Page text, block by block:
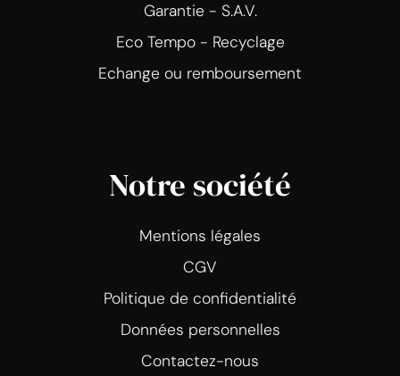
Garantie - S.A.V.
Eco Tempo - Recyclage
Echange ou remboursement
Notre société
Mentions légales
CGV
Politique de confidentialité
Données personnelles
Contactez-nous